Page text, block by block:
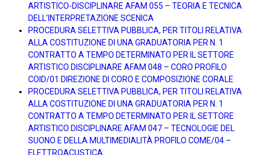
ARTISTICO-DISCIPLINARE AFAM 055 – TEORIA E TECNICA
DELL’INTERPRETAZIONE SCENICA
PROCEDURA SELETTIVA PUBBLICA, PER TITOLI RELATIVA
ALLA COSTITUZIONE DI UNA GRADUATORIA PER N. 1
CONTRATTO A TEMPO DETERMINATO PER IL SETTORE
ARTISTICO DISCIPLINARE AFAM 048 – CORO PROFILO
COID/01 DIREZIONE DI CORO E COMPOSIZIONE CORALE
PROCEDURA SELETTIVA PUBBLICA, PER TITOLI RELATIVA
ALLA COSTITUZIONE DI UNA GRADUATORIA PER N. 1
CONTRATTO A TEMPO DETERMINATO PER IL SETTORE
ARTISTICO DISCIPLINARE AFAM 047 – TECNOLOGIE DEL
SUONO E DELLA MULTIMEDIALITÀ PROFILO COME/04 –
ELETTROACUSTICA